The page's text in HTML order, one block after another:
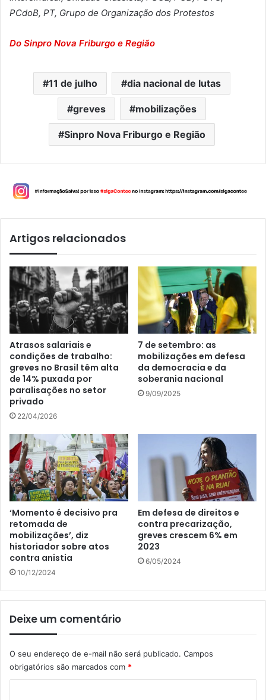
PCdoB, PT, Grupo de Organização dos Protestos
Do Sinpro Nova Friburgo e Região
11 de julho dia nacional de lutas
greves mobilizações
Sinpro Nova Friburgo e Região
Artigos relacionados
Atrasos salariais e
condições de trabalho:
greves no Brasil têm alta
de 14% puxada por
paralisações no setor
privado
22/04/2026
7 de setembro: as
mobilizações em defesa
da democracia e da
soberania nacional
9/09/2025
‘Momento é decisivo pra
retomada de
mobilizações’, diz
historiador sobre atos
contra anistia
10/12/2024
Em defesa de direitos e
contra precarização,
greves crescem 6% em
2023
6/05/2024
Deixe um comentário
O seu endereço de e-mail não será publicado. Campos
obrigatórios são marcados com *